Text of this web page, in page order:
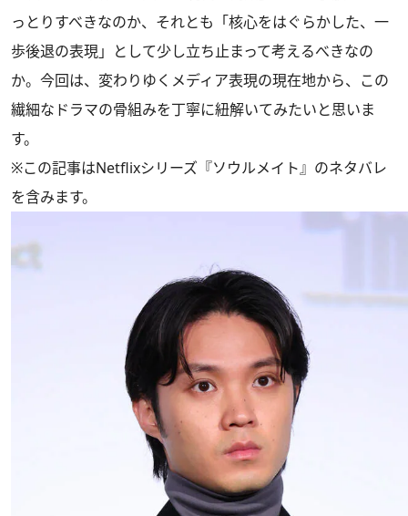
っとりすべきなのか、それとも「核心をはぐらかした、一
歩後退の表現」として少し立ち止まって考えるべきなの
か。今回は、変わりゆくメディア表現の現在地から、この
繊細なドラマの骨組みを丁寧に紐解いてみたいと思いま
す。
※この記事はNetflixシリーズ『ソウルメイト』のネタバレ
を含みます。